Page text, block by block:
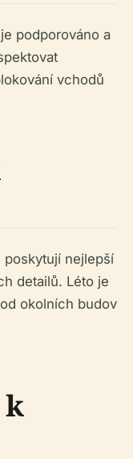
podporováno a
vchodů
poskytují nejlepší
detailů. Léto je
okolních budov